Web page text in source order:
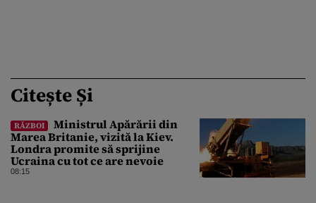
Citește Și
RĂZBOI
Ministrul Apărării din
Marea Britanie, vizită la Kiev.
Londra promite să sprijine
Ucraina cu tot ce are nevoie
08:15